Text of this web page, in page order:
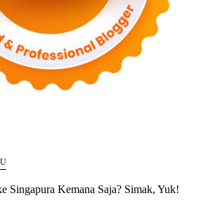
Singapura Kemana Saja? Simak, Yuk!